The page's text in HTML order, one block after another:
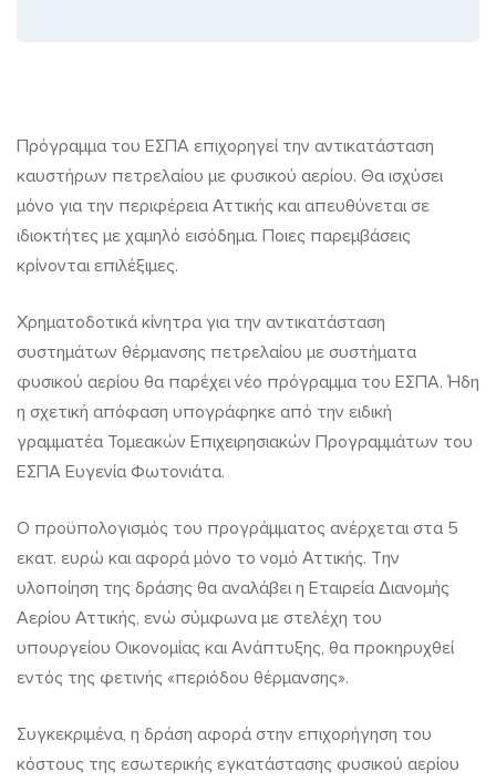
Πρόγραμμα
του
ΕΣΠΑ
επιχορηγεί
αντικατάσταση
καυστήρων
πετρελαίου
με
αερίου
Πρόγραμμα του ΕΣΠΑ επιχορηγεί την αντικατάσταση
καυστήρων πετρελαίου με φυσικού αερίου. Θα ισχύσει
μόνο για την περιφέρεια Αττικής και απευθύνεται σε
ιδιοκτήτες με χαμηλό εισόδημα. Ποιες παρεμβάσεις
κρίνονται επιλέξιμες.
Χρηματοδοτικά κίνητρα για την αντικατάσταση
συστημάτων θέρμανσης πετρελαίου με συστήματα
φυσικού αερίου θα παρέχει νέο πρόγραμμα του ΕΣΠΑ. Ήδη
η σχετική απόφαση υπογράφηκε από την ειδική
γραμματέα Τομεακών Επιχειρησιακών Προγραμμάτων του
ΕΣΠΑ Ευγενία Φωτονιάτα.
Ο προϋπολογισμός του προγράμματος ανέρχεται στα 5
εκατ. ευρώ και αφορά μόνο το νομό Αττικής. Την
υλοποίηση της δράσης θα αναλάβει η Εταιρεία Διανομής
Αερίου Αττικής, ενώ σύμφωνα με στελέχη του
υπουργείου Οικονομίας και Ανάπτυξης, θα προκηρυχθεί
εντός της φετινής «περιόδου θέρμανσης».
Συγκεκριμένα, η δράση αφορά στην επιχορήγηση του
κόστους της εσωτερικής εγκατάστασης φυσικού αερίου